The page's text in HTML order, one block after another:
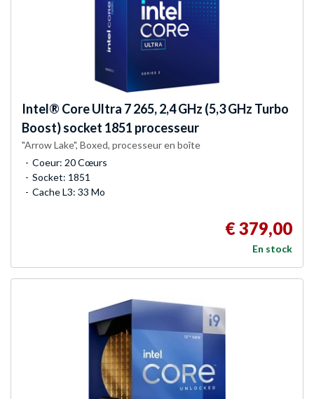
Intel® Core Ultra 7 265, 2,4 GHz (5,3 GHz Turbo
Boost) socket 1851 processeur
"Arrow Lake", Boxed, processeur en boîte
Coeur: 20 Cœurs
Socket: 1851
Cache L3: 33 Mo
€ 379,00
En stock